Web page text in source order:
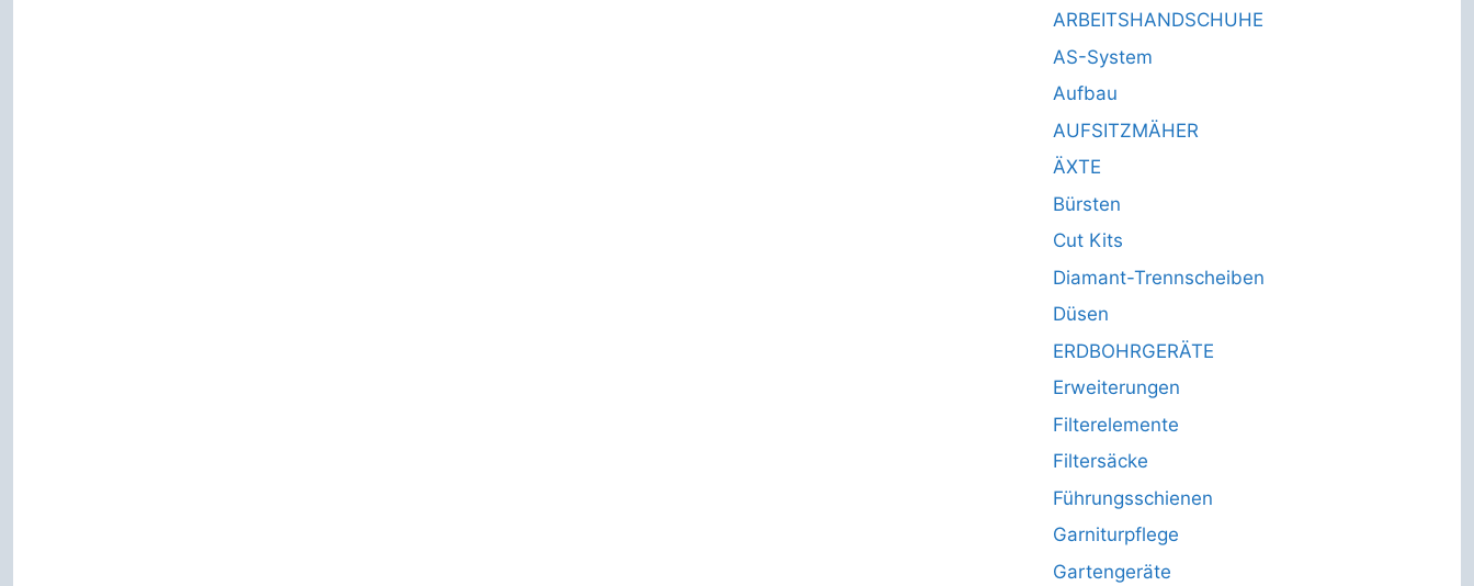
ARBEITSHANDSCHUHE
AS-System
Aufbau
AUFSITZMÄHER
ÄXTE
Bürsten
Cut Kits
Diamant-Trennscheiben
Düsen
ERDBOHRGERÄTE
Erweiterungen
Filterelemente
Filtersäcke
Führungsschienen
Garniturpflege
Gartengeräte